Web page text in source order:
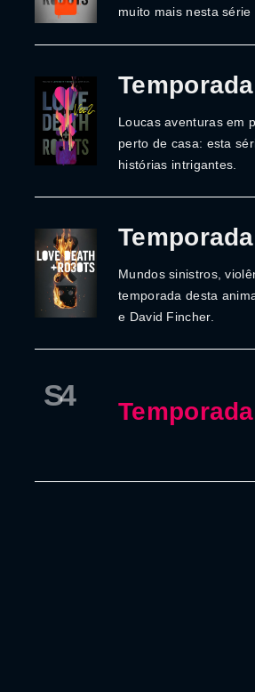
muito mais nesta
Loucas aventuras em
perto de casa: esta
histórias intrigantes.
Mundos sinistros,
temporada desta
e David Fincher.
S4